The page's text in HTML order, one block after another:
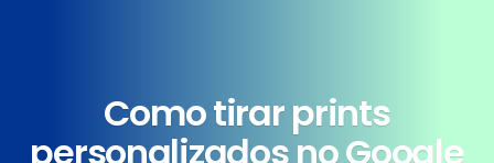
Como tirar prints
personalizados no Google